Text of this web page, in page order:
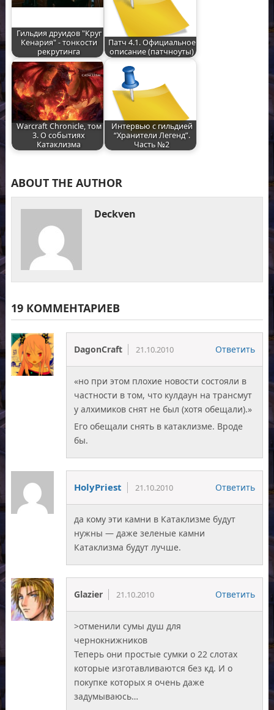
Гильдия друидов "Круг
Кенария" - тонкости
рекрутинга
Патч 4.1. Официальное
описание (патчноуты)
Warcraft Chronicle, том
3. О событиях
Катаклизма
Интервью с гильдией
“Хранители Легенд”.
Часть №2
ABOUT THE AUTHOR
Deckven
19 КОММЕНТАРИЕВ
DagonCraft 21.10.2010 Ответить
«но при этом плохие новости состояли в
частности в том, что кулдаун на трансмут
у алхимиков снят не был (хотя обещали).»
Его обещали снять в катаклизме. Вроде
бы.
HolyPriest 21.10.2010 Ответить
да кому эти камни в Катаклизме будут
нужны — даже зеленые камни
Катаклизма будут лучше.
Glazier 21.10.2010 Ответить
>отменили сумы душ для
чернокнижников
Теперь они простые сумки о 22 слотах
которые изготавливаются без кд. И о
покупке которых я очень даже
задумываюсь…